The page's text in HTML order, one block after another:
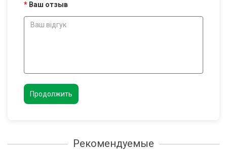
Ваш отзыв
Продолжить
Рекомендуемые